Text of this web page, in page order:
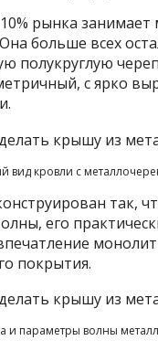
рынка занимает
больше всех
полукруглую
с ярко
вид кровли с
так,
его
покрытия.
и параметры волны